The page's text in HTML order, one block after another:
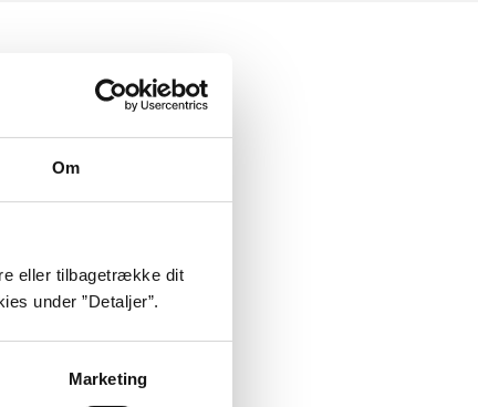
Om
eller tilbagetrække dit
under ”Detaljer”.
Marketing